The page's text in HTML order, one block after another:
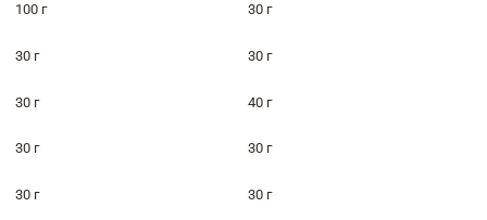
100 г 30 г
30 г 30 г
30 г 40 г
30 г 30 г
30 г 30 г